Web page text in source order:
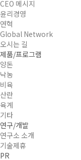
CEO 메시지
윤리경영
연혁
Global Network
오시는 길
제품/프로그램
양돈
낙농
비육
산란
육계
기타
연구/개발
연구소 소개
기술제휴
PR